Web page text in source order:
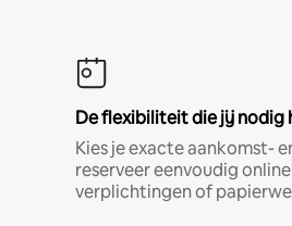
De flexibiliteit die jij nodig
Kies je exacte aankomst-
reserveer eenvoudig
verplichtingen of